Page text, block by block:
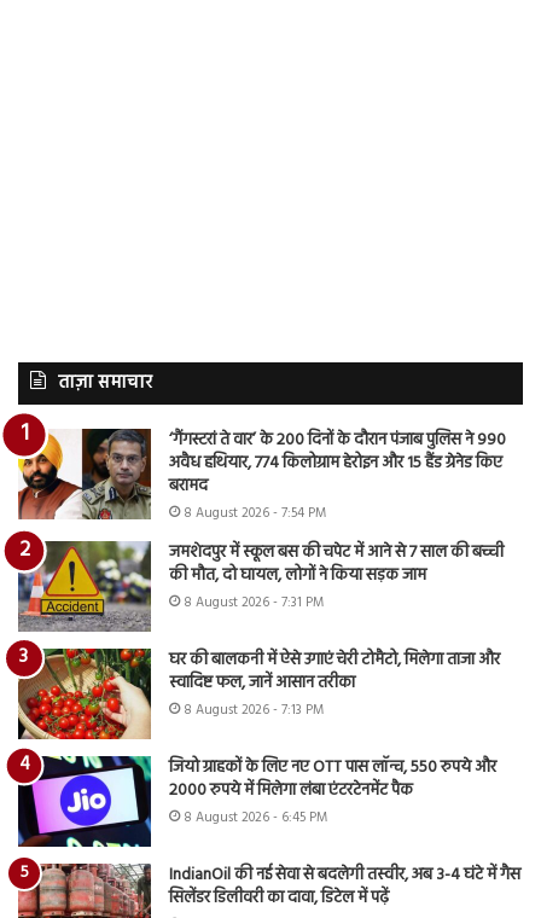
ताज़ा समाचार
‘गैंगस्टरां ते वार’ के 200 दिनों के दौरान पंजाब पुलिस ने 990
अवैध हथियार, 774 किलोग्राम हेरोइन और 15 हैंड ग्रेनेड किए
बरामद
8 August 2026 - 7:54 PM
जमशेदपुर में स्कूल बस की चपेट में आने से 7 साल की बच्ची
की मौत, दो घायल, लोगों ने किया सड़क जाम
8 August 2026 - 7:31 PM
घर की बालकनी में ऐसे उगाएं चेरी टोमैटो, मिलेगा ताजा और
स्वादिष्ट फल, जानें आसान तरीका
8 August 2026 - 7:13 PM
जियो ग्राहकों के लिए नए OTT पास लॉन्च, 550 रुपये और
2000 रुपये में मिलेगा लंबा एंटरटेनमेंट पैक
8 August 2026 - 6:45 PM
IndianOil की नई सेवा से बदलेगी तस्वीर, अब 3-4 घंटे में गैस
सिलेंडर डिलीवरी का दावा, डिटेल में पढ़ें